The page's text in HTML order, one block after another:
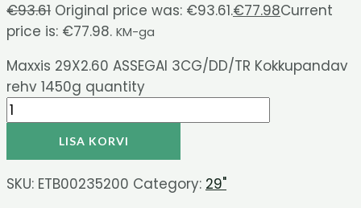
€93.61 Original price was: €93.61.€77.98Current
price is: €77.98. KM-ga
Maxxis 29X2.60 ASSEGAI 3CG/DD/TR Kokkupandav
rehv 1450g quantity
LISA KORVI
SKU: ETB00235200 Category: 29"